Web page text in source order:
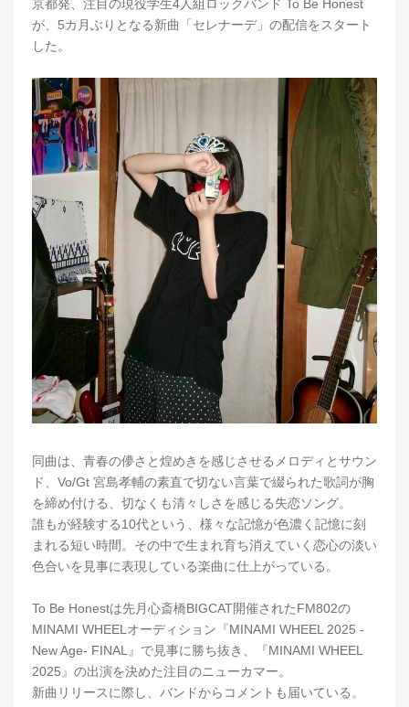
京都発、注目の現役学生4人組ロックバンド To Be Honest
が、5カ月ぶりとなる新曲「セレナーデ」の配信をスタート
した。
同曲は、青春の儚さと煌めきを感じさせるメロディとサウン
ド、Vo/Gt 宮島孝輔の素直で切ない言葉で綴られた歌詞が胸
を締め付ける、切なくも清々しさを感じる失恋ソング。
誰もが経験する10代という、様々な記憶が色濃く記憶に刻
まれる短い時間。その中で生まれ育ち消えていく恋心の淡い
色合いを見事に表現している楽曲に仕上がっている。
To Be Honestは先月心斎橋BIGCAT開催されたFM802の
MINAMI WHEELオーディション『MINAMI WHEEL 2025 -
New Age- FINAL』で見事に勝ち抜き、『MINAMI WHEEL
2025』の出演を決めた注目のニューカマー。
新曲リリースに際し、バンドからコメントも届いている。